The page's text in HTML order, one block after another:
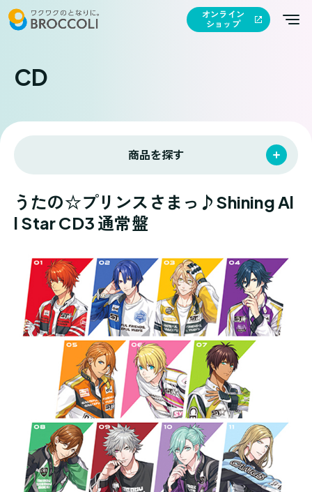
オンライン
ショップ
CD
商品を探す
うたの☆プリンスさまっ♪Shining Al
l Star CD3 通常盤